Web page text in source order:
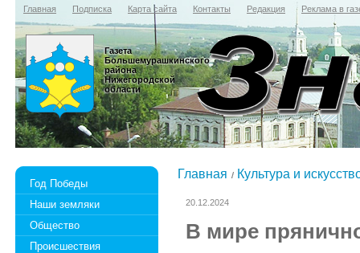
Главная Подписка Карта сайта Контакты Редакция Реклама в
Газета
Большемурашкинского
района
Нижегородской
области
Год Победы
Наши земляки
Общество
Происшествия
Главная Культура и
20.12.2024
В мире